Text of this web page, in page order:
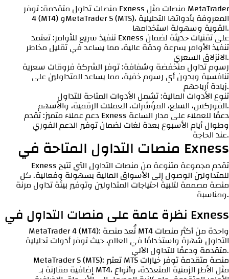
منصات تداول متقدمة: توفر Exness منصات مثل MetaTrader
4 (MT4) وMetaTrader 5 (MT5)، المعروفة بأدواتها التحليلية
القوية وسهولة استخدامها.
تنفيذ سريع للأوامر: تعتمد Exness على تقنيات حديثة لضمان
تنفيذ الأوامر بسرعة ودقة عالية، مما يساعد في تقليل مخاطر
الانزلاق السعري.
رسوم تداول منخفضة وشفافة: توفر الشركة فروقات سعرية
تنافسية وبدون أي رسوم خفية، مما يساعد المتداولين على
زيادة أرباحهم.
تنوع الأدوات المالية: تشمل الأدوات المتاحة للتداول
الفوركس، السلع، المؤشرات، العملات الرقمية، والأسهم.
دعم عملاء متميز: تقدم Exness دعمًا للعملاء على مدار الساعة
وطوال أيام الأسبوع بعدة لغات لضمان توفير الدعم الفوري
عند الحاجة.
منصات التداول المتاحة في Exness
Exness تقدم مجموعة متنوعة من منصات التداول التي تتيح
للمتداولين الوصول إلى الأسواق المالية بسهولة وفعالية. كل
منصة مصممة لتلبية احتياجات المتداولين وتوفير بيئة تداول مرنة
ومناسبة.
نظرة عامة على منصات التداول في Exness
MetaTrader 4 (MT4): تُعد منصة MT4 واحدة من أكثر منصات
التداول شهرة واستخدامًا في العالم، حيث توفر أدوات تحليلية
متقدمة ودعمًا للتداول الآلي.
MetaTrader 5 (MT5): تعتبر MT5 منصة متقدمة توفر خيارات
إضافية مقارنة بـ MT4، مثل الأطر الزمنية المتعددة، وأنواع